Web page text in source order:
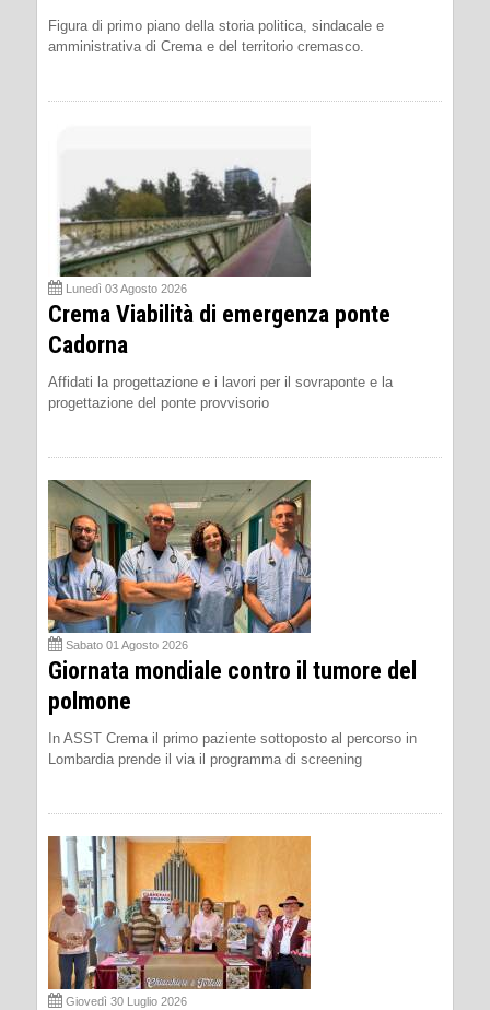
Figura di primo piano della storia politica, sindacale e
amministrativa di Crema e del territorio cremasco.
Lunedì 03 Agosto 2026
Crema Viabilità di emergenza ponte
Cadorna
Affidati la progettazione e i lavori per il sovraponte e la
progettazione del ponte provvisorio
Sabato 01 Agosto 2026
Giornata mondiale contro il tumore del
polmone
In ASST Crema il primo paziente sottoposto al percorso in
Lombardia prende il via il programma di screening
Giovedì 30 Luglio 2026